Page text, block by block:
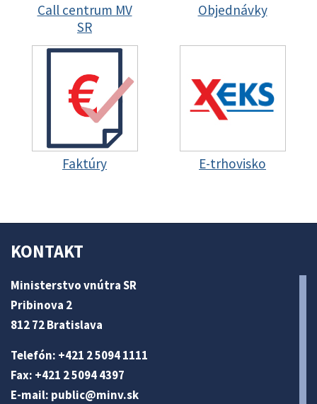
Call centrum MV
SR
Objednávky
Faktúry E-trhovisko
KONTAKT
Ministerstvo vnútra SR
Pribinova 2
812 72 Bratislava
Telefón: +421 2 5094 1111
Fax: +421 2 5094 4397
E-mail: public@minv.sk